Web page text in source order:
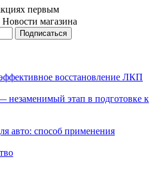
первым
Новости магазина
восстановление ЛКП
незаменимый этап в подготовке к
авто: способ применения